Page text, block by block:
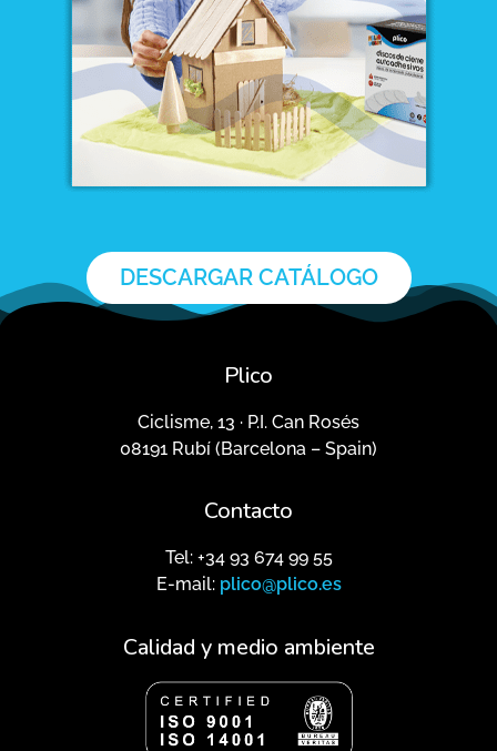
DESCARGAR CATÁLOGO
Plico
Ciclisme, 13 · P.I. Can Rosés
08191 Rubí (Barcelona – Spain)
Contacto
Tel: +34 93 674 99 55
E-mail: plico@plico.es
Calidad y medio ambiente